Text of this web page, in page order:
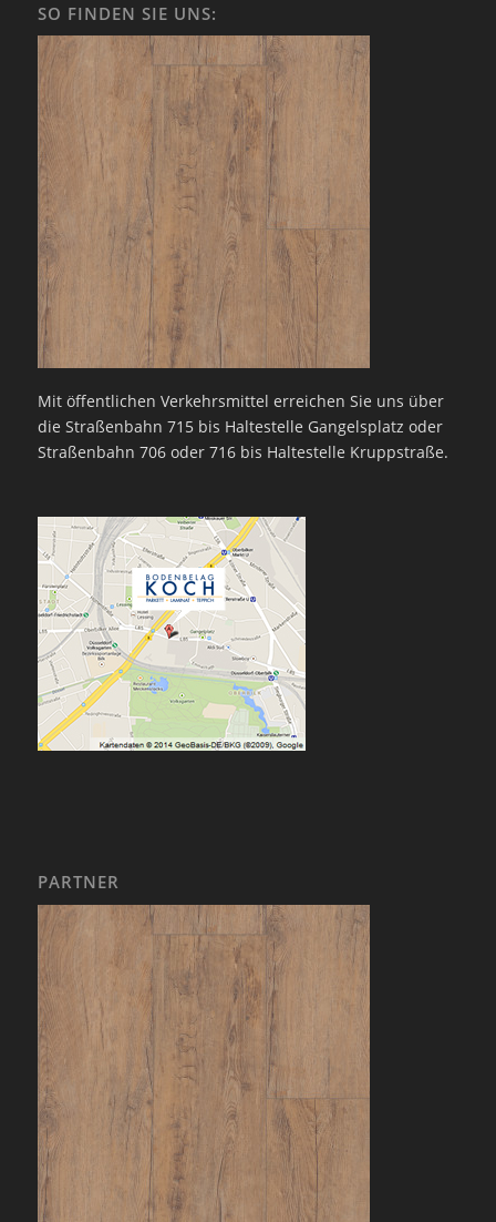
SO FINDEN SIE UNS:
Mit öffentlichen Verkehrsmittel erreichen Sie uns über
die Straßenbahn 715 bis Haltestelle Gangelsplatz oder
Straßenbahn 706 oder 716 bis Haltestelle Kruppstraße.
PARTNER